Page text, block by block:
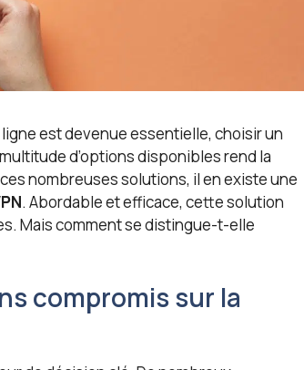
est devenue essentielle, choisir un
d’options disponibles rend la
nombreuses solutions, il en existe une
. Abordable et efficace, cette solution
Mais comment se distingue-t-elle
compromis sur la